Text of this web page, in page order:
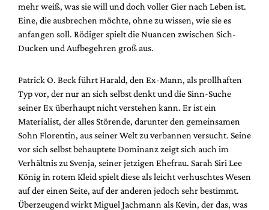
mehr weiß, was sie will und doch voller Gier nach Leben ist.
Eine, die ausbrechen möchte, ohne zu wissen, wie sie es
anfangen soll. Rödiger spielt die Nuancen zwischen Sich-
Ducken und Aufbegehren groß aus.
Patrick O. Beck führt Harald, den Ex-Mann, als prollhaften
Typ vor, der nur an sich selbst denkt und die Sinn-Suche
seiner Ex überhaupt nicht verstehen kann. Er ist ein
Materialist, der alles Störende, darunter den gemeinsamen
Sohn Florentin, aus seiner Welt zu verbannen versucht. Seine
vor sich selbst behauptete Dominanz zeigt sich auch im
Verhältnis zu Svenja, seiner jetzigen Ehefrau. Sarah Siri Lee
König in rotem Kleid spielt diese als leicht verhuschtes Wesen
auf der einen Seite, auf der anderen jedoch sehr bestimmt.
Überzeugend wirkt Miguel Jachmann als Kevin, der das, was